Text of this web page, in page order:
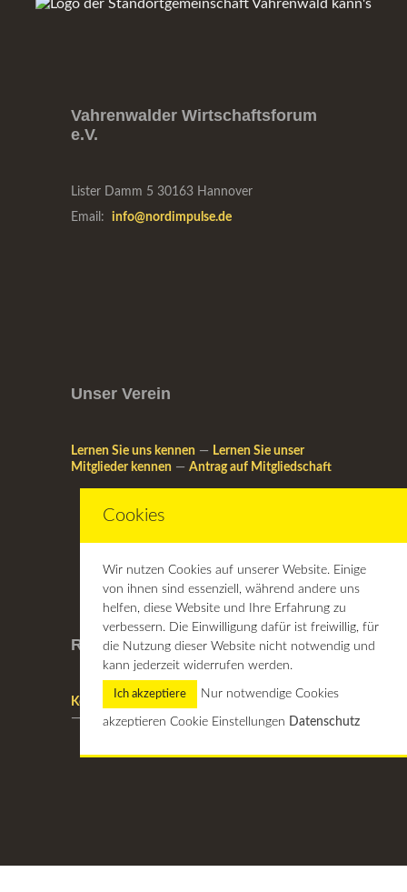
Vahrenwalder Wirtschaftsforum
e.V.
Lister Damm 5 30163 Hannover
Email: info@nordimpulse.de
Unser Verein
Lernen Sie uns kennen — Lernen Sie unser
Mitglieder kennen — Antrag auf Mitgliedschaft
Rechtliches
Kontakt / Impressum — Datenschutzerklärung
—
AGB
Cookies
Wir nutzen Cookies auf unserer Website. Einige
von ihnen sind essenziell, während andere uns
helfen, diese Website und Ihre Erfahrung zu
verbessern. Die Einwilligung dafür ist freiwillig, für
die Nutzung dieser Website nicht notwendig und
kann jederzeit widerrufen werden.
Ich akzeptiere Nur notwendige Cookies
akzeptieren Cookie Einstellungen Datenschutz